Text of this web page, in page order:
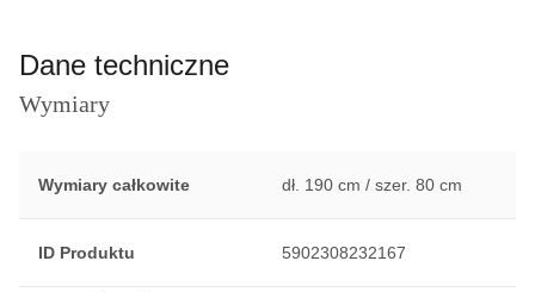
Dane techniczne
Wymiary
Wymiary całkowite dł. 190 cm / szer. 80 cm
ID Produktu 5902308232167